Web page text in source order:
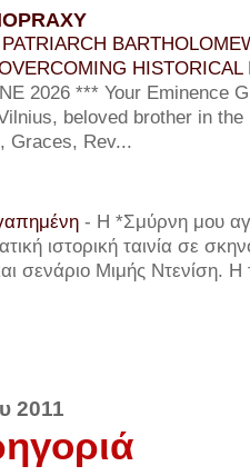
HISTORICAL
2026 *** Your Eminence
beloved brother in the
Graces, Rev...
- Η *Σμύρνη μου
ιστορική ταινία σε
σενάριο Μιμής Ντενίση. Η
2011